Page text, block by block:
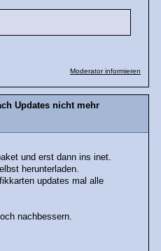
Moderator informieren
Updates nicht mehr
und erst dann ins inet.
herunterladen.
updates mal alle
nachbessern.